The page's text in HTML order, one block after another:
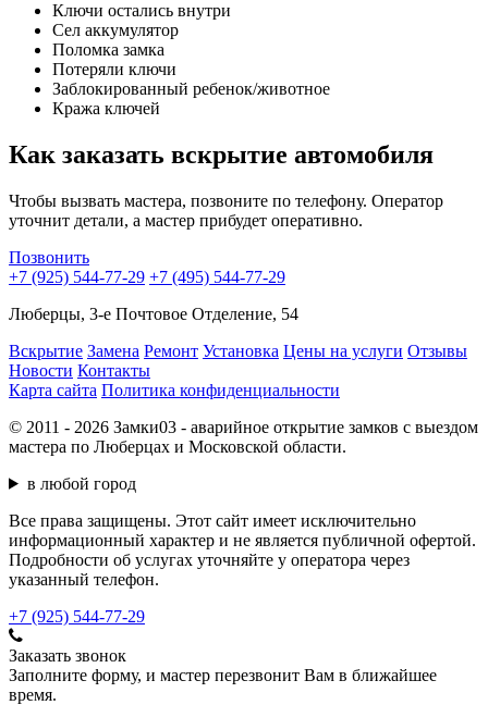
Ключи остались внутри
Сел аккумулятор
Поломка замка
Потеряли ключи
Заблокированный ребенок/животное
Кража ключей
Как заказать вскрытие автомобиля
Чтобы вызвать мастера, позвоните по телефону. Оператор
уточнит детали, а мастер прибудет оперативно.
Позвонить
+7 (925) 544-77-29 +7 (495) 544-77-29
Люберцы, 3-е Почтовое Отделение, 54
Вскрытие Замена Ремонт Установка Цены на услуги Отзывы
Новости Контакты
Карта сайта Политика конфиденциальности
© 2011 - 2026 Замки03 - аварийное открытие замков с выездом
мастера по Люберцах и Московской области.
в любой город
Все права защищены. Этот сайт имеет исключительно
информационный характер и не является публичной офертой.
Подробности об услугах уточняйте у оператора через
указанный телефон.
+7 (925) 544-77-29
Заказать звонок
Заполните форму, и мастер перезвонит Вам в ближайшее
время.